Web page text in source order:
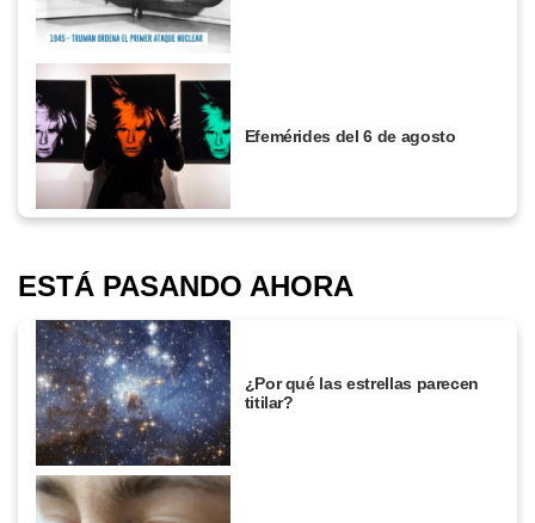
Efemérides del 6 de agosto
ESTÁ PASANDO AHORA
¿Por qué las estrellas parecen
titilar?